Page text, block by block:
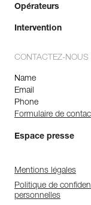
Opérateurs
Intervention
CONTACTEZ-NOUS
Name
Email
Phone
Formulaire de
Espace presse
Mentions légales
Politique de
personnelles